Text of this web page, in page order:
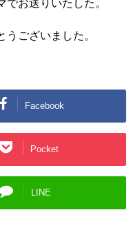
お送りいたした。
ございました。
Facebook
Pocket
LINE